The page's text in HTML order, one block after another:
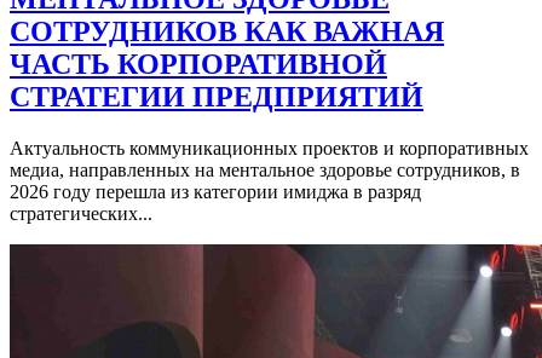
СОТРУДНИКОВ КАК ВАЖНАЯ
ЧАСТЬ КОРПОРАТИВНОЙ
СТРАТЕГИИ ПРЕДПРИЯТИЙ
Актуальность коммуникационных проектов и корпоративных
медиа, направленных на ментальное здоровье сотрудников, в
2026 году перешла из категории имиджа в разряд
стратегических...